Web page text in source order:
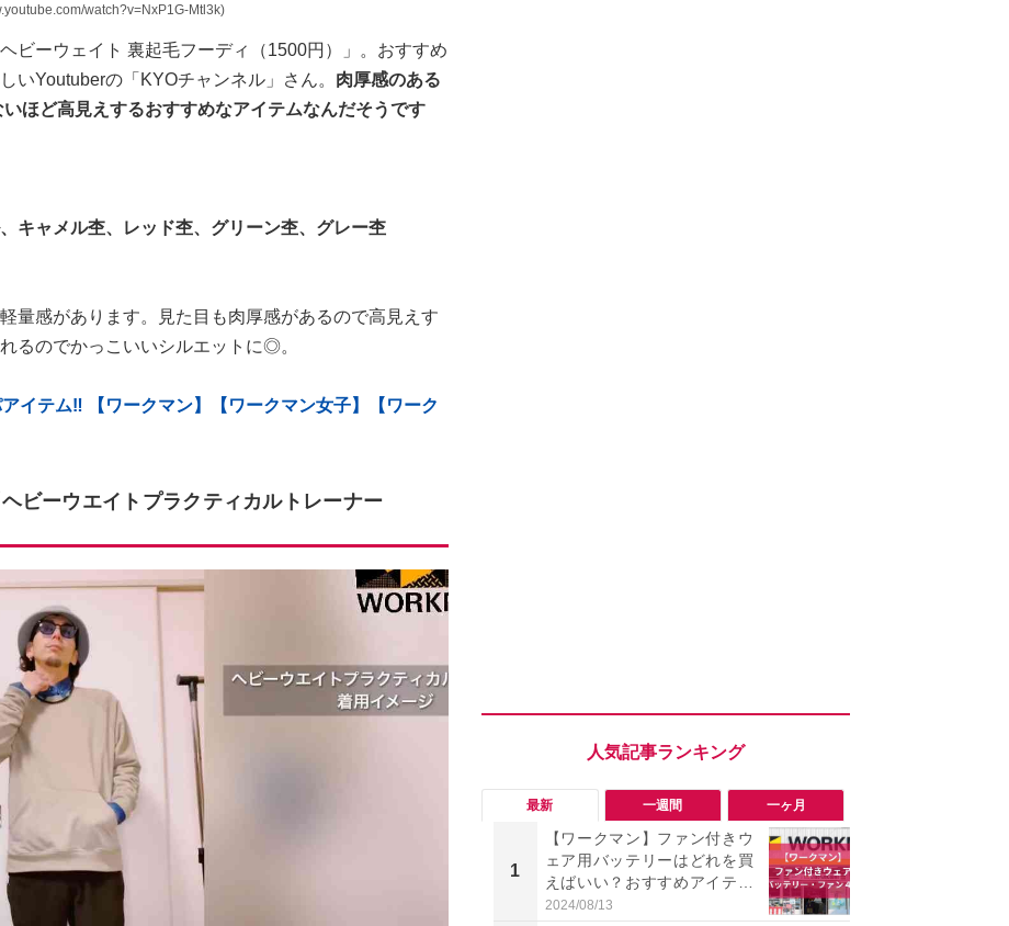
watch?v=NxP1G-Mtl3k)
ビーウェイト 裏起毛フーディ（1500円）」。おすすめ
いYoutuberの「KYOチャンネル」さん。 肉厚感のある
ほど高見えするおすすめなアイテムなんだそうです
キャメル杢、レッド杢、グリーン杢、グレー杢
量感があります。見た目も肉厚感があるので高見えす
るのでかっこいいシルエットに◎。
イテム‼︎ 【ワークマン】【ワークマン女子】【ワーク
ビーウエイトプラクティカルトレーナー
最新 一週間 一ヶ月
1
【ワークマン】ファン付きウ
ェア用バッテリーはどれを買
えばいい？おすすめアイテム
4点をインフルエンサーが解
2024/08/13